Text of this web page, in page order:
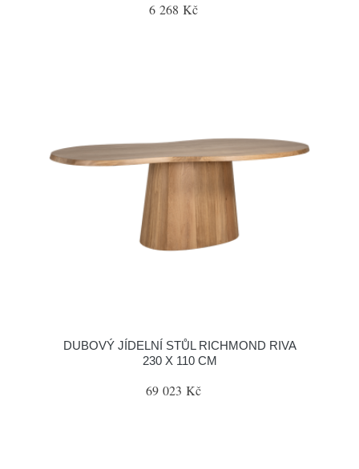
6 268 Kč
DUBOVÝ JÍDELNÍ STŮL RICHMOND RIVA
230 X 110 CM
69 023 Kč